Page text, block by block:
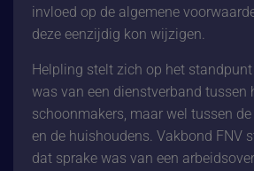
invloed op de algemene
deze eenzijdig kon wijzigen.
Helpling stelt zich op het
was van een dienstverband tussen
schoonmakers, maar wel tussen
en de huishoudens. Vakbond FNV
dat sprake was van een